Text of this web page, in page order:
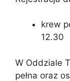
krew
12.30
W Oddziale
pełna oraz